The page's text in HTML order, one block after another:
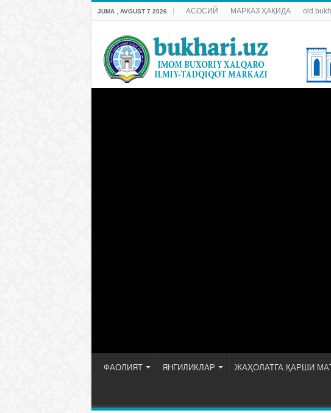
JUMA , AVGUST 7 2026 АСОСИЙ МАРКАЗ ҲАҚИДА
ФАОЛИЯТ ЯНГИЛИКЛАР ЖАҲОЛАТГА ҚАРШИ